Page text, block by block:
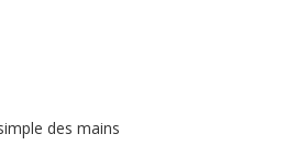
des mains